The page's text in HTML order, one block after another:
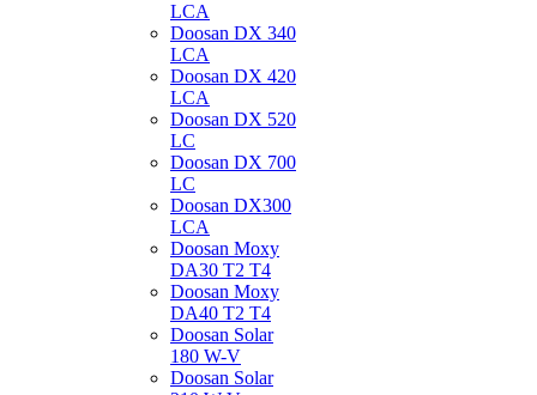
LCA
Doosan DX 340
LCA
Doosan DX 420
LCA
Doosan DX 520
LC
Doosan DX 700
LC
Doosan DX300
LCA
Doosan Moxy
DA30 T2 T4
Doosan Moxy
DA40 T2 T4
Doosan Solar
180 W-V
Doosan Solar